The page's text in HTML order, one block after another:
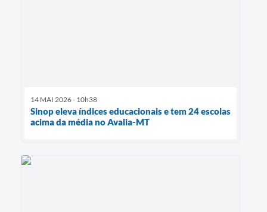
14 MAI 2026 - 10h38
Sinop eleva índices educacionais e tem 24 escolas
acima da média no Avalia-MT